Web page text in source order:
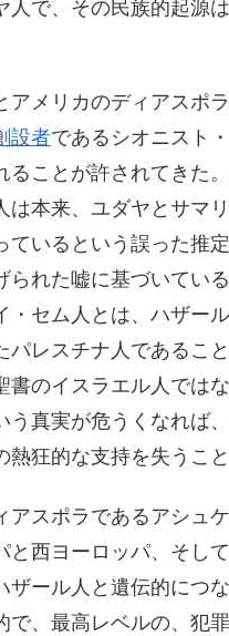
人で、その民族的起源
アメリカのディアスポ
設者であるシオニスト
ることが許されてきた
は本来、ユダヤとサマ
ているという誤った推
られた嘘に基づいてい
・セム人とは、ハザー
パレスチナ人であるこ
書のイスラエル人では
う真実が危うくなれば
熱狂的な支持を失うこと
アスポラであるアシュ
と西ヨーロッパ、そし
ザール人と遺伝的につ
、最高レベルの、犯